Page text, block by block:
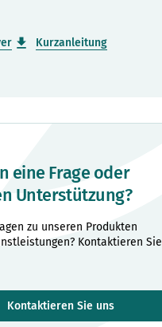
eine Frage oder
Unterstützung?
zu unseren Produkten
Kontaktieren
Kontaktieren Sie uns
Kurzanleitung